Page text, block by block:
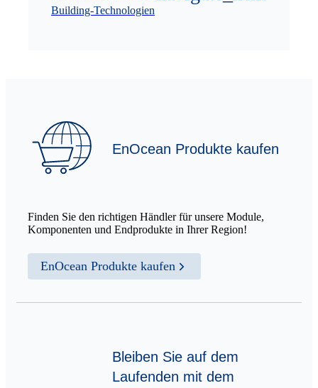
Building-Technologien
EnOcean Produkte kaufen
Finden Sie den richtigen Händler für unsere Module,
Komponenten und Endprodukte in Ihrer Region!
EnOcean Produkte kaufen
Bleiben Sie auf dem
Laufenden mit dem